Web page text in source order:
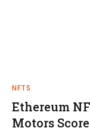
NFTS
Ethereum
Motors